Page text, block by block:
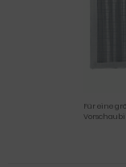
Für eine